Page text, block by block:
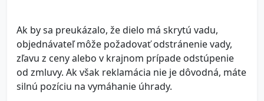
Ak by sa preukázalo, že dielo má skrytú vadu,
objednávateľ môže požadovať odstránenie vady,
zľavu z ceny alebo v krajnom prípade odstúpenie
od zmluvy. Ak však reklamácia nie je dôvodná, máte
silnú pozíciu na vymáhanie úhrady.